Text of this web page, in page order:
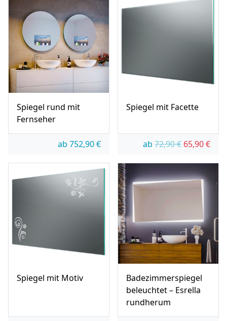
Spiegel rund mit
Fernseher
ab 752,90€
Spiegel mit Facette
ab 72,90€ 65,90€
Spiegel mit Motiv
Badezimmerspiegel
beleuchtet – Esrella
rundherum